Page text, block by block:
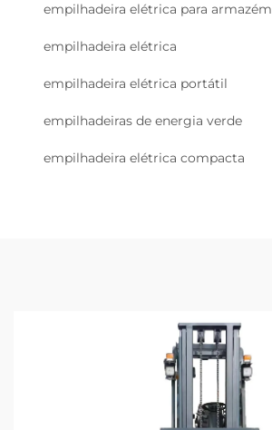
empilhadeira elétrica para armazém
empilhadeira elétrica
empilhadeira elétrica portátil
empilhadeiras de energia verde
empilhadeira elétrica compacta